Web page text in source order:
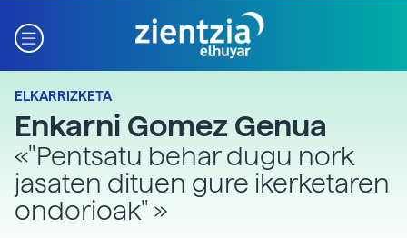
ELKARRIZKETA
Enkarni Gomez Genua
«"Pentsatu behar dugu nork
jasaten dituen gure ikerketaren
ondorioak" »